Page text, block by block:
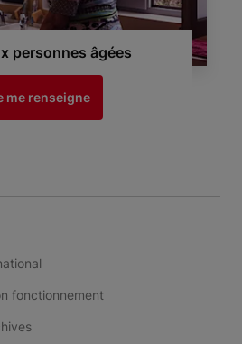
personnes âgées
me renseigne
fonctionnement